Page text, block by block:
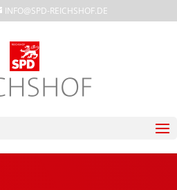
INFO@SPD-REICHSHOF.DE